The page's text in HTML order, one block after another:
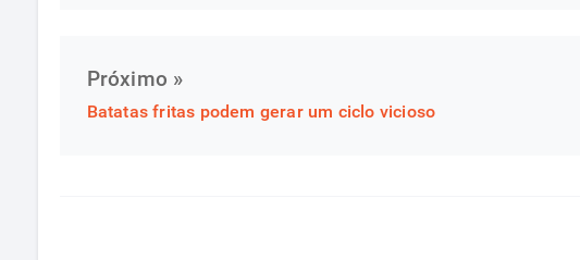
Próximo »
Batatas fritas podem gerar um ciclo vicioso